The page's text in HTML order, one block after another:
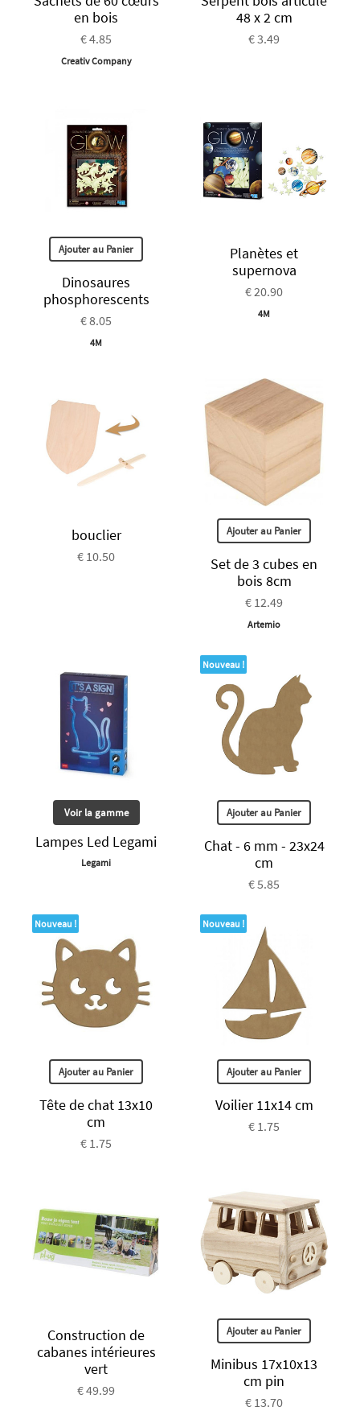
en bois
€ 4.85
Creativ Company
48 x 2 cm
€ 3.49
Ajouter au Panier
Dinosaures
phosphorescents
€ 8.05
4M
Planètes et
supernova
€ 20.90
4M
bouclier
€ 10.50
Ajouter au Panier
Set de 3 cubes en
bois 8cm
€ 12.49
Artemio
Voir la gamme
Lampes Led Legami
Legami
Nouveau !
Ajouter au Panier
Chat - 6 mm - 23x24
cm
€ 5.85
Nouveau !
Ajouter au Panier
Tête de chat 13x10
cm
€ 1.75
Nouveau !
Ajouter au Panier
Voilier 11x14 cm
€ 1.75
Construction de
cabanes intérieures
vert
€ 49.99
Ajouter au Panier
Minibus 17x10x13
cm pin
€ 13.70